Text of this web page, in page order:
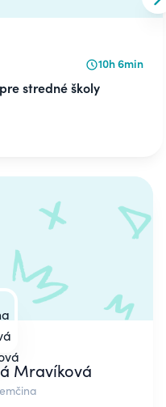
10h 6min
stredné školy
Mravíková